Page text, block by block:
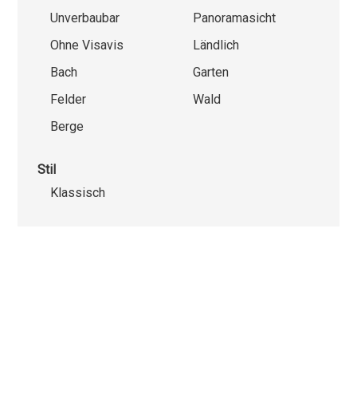
Unverbaubar
Panoramasicht
Ohne Visavis
Ländlich
Bach
Garten
Felder
Wald
Berge
Stil
Klassisch